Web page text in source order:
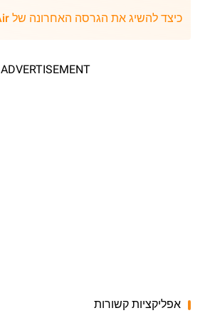
כיצד להשיג את הגרסה האחרונה של myAir™?
ADVERTISEMENT
אפליקציות קשורות